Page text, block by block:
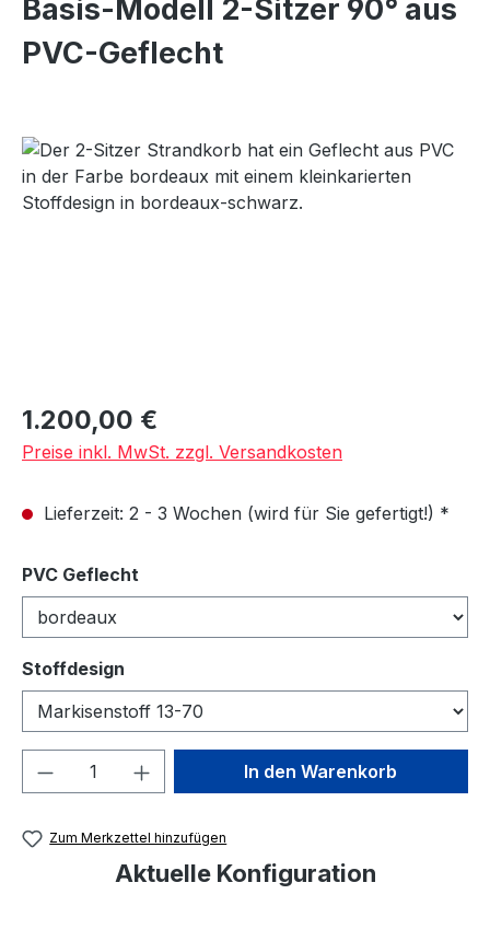
Basis-Modell 2-Sitzer 90° aus
PVC-Geflecht
Bildergalerie überspringen
Regulärer Preis:
1.200,00 €
Preise inkl. MwSt. zzgl. Versandkosten
Lieferzeit: 2 - 3 Wochen (wird für Sie gefertigt!) *
PVC Geflecht
Stoffdesign
Produkt Anzahl: Gib denIn den Warenkorb
Zum Merkzettel hinzufügen
Aktuelle Konfiguration